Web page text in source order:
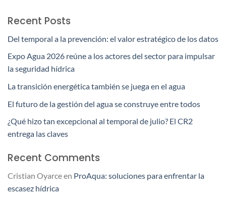
Recent Posts
Del temporal a la prevención: el valor estratégico de los datos
Expo Agua 2026 reúne a los actores del sector para impulsar
la seguridad hídrica
La transición energética también se juega en el agua
El futuro de la gestión del agua se construye entre todos
¿Qué hizo tan excepcional al temporal de julio? El CR2
entrega las claves
Recent Comments
Cristian Oyarceen ProAqua: soluciones para enfrentar la
escasez hídrica